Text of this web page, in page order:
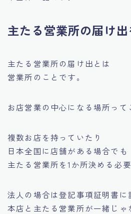
主たる営業所の届け出
主たる営業所の届け出とは
営業所のことです。
お店営業の中心になる場所って
複数お店を持っていたり
日本全国に店舗がある場合でも
主たる営業所を1か所決める必
法人の場合は登記事項証明書に
本店と主たる営業所が一緒じゃ